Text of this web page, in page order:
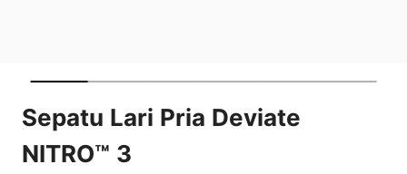
Sepatu Lari Pria Deviate
NITRO™ 3